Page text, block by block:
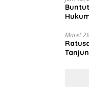
Maret